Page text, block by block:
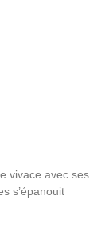
vivace avec ses
s’épanouit